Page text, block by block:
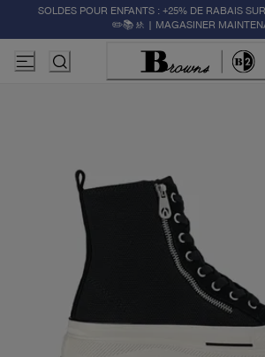
SOLDES POUR ENFANTS : +25% DE RABAIS
✏️📚🚸 | MAGASINER